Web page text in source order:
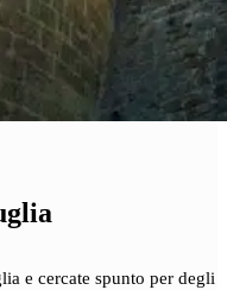
e cercate spunto per degli